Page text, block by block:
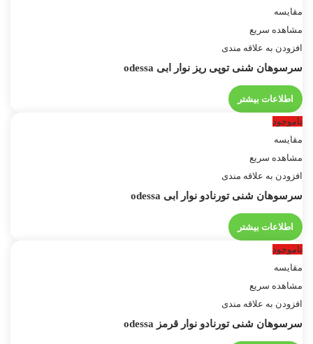
مقایسه
مشاهده سریع
افزودن به علاقه مندی
سرسوهان شنی توپی ریز نوار ابی odessa
اطلاعات بیشتر
ناموجود
مقایسه
مشاهده سریع
افزودن به علاقه مندی
سرسوهان شنی تورنادو نوار ابی odessa
اطلاعات بیشتر
ناموجود
مقایسه
مشاهده سریع
افزودن به علاقه مندی
سرسوهان شنی تورنادو نوار قرمز odessa